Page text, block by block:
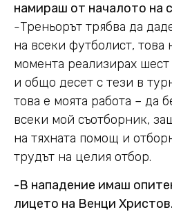
намираш от началото на
-Треньорът трябва да
на всеки футболист, това
момента реализирах шест
и общо десет с тези в
това е моята работа – да
всеки мой съотборник,
на тяхната помощ и
трудът на целия отбор.
-В нападение имаш
лицето на Венци